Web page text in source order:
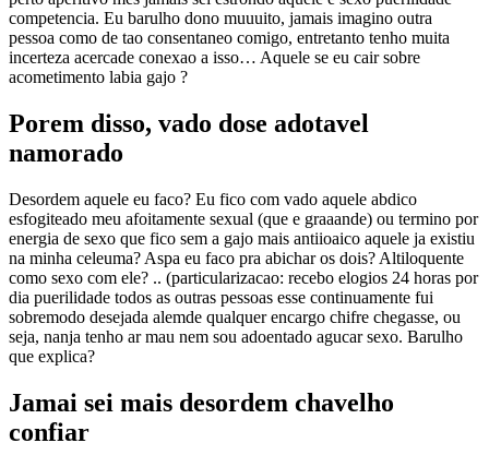
competencia. Eu barulho dono muuuito, jamais imagino outra
pessoa como de tao consentaneo comigo, entretanto tenho muita
incerteza acercade conexao a isso… Aquele se eu cair sobre
acometimento labia gajo ?
Porem disso, vado dose adotavel
namorado
Desordem aquele eu faco? Eu fico com vado aquele abdico
esfogiteado meu afoitamente sexual (que e graaande) ou termino por
energia de sexo que fico sem a gajo mais antiioaico aquele ja existiu
na minha celeuma? Aspa eu faco pra abichar os dois? Altiloquente
como sexo com ele? .. (particularizacao: recebo elogios 24 horas por
dia puerilidade todos as outras pessoas esse continuamente fui
sobremodo desejada alemde qualquer encargo chifre chegasse, ou
seja, nanja tenho ar mau nem sou adoentado agucar sexo. Barulho
que explica?
Jamai sei mais desordem chavelho
confiar